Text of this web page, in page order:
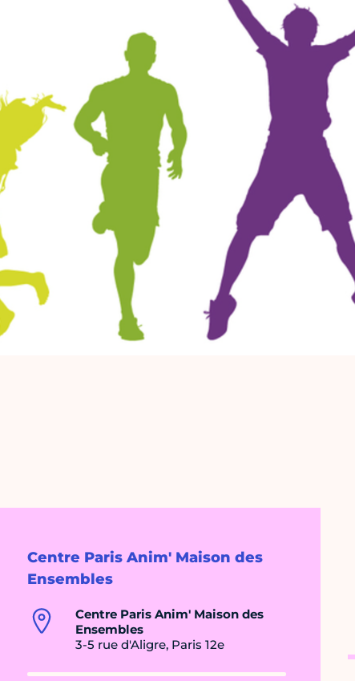
Centre Paris Anim' Maison des
Ensembles
Centre Paris Anim' Maison des
Ensembles
3-5 rue d'Aligre, Paris 12e